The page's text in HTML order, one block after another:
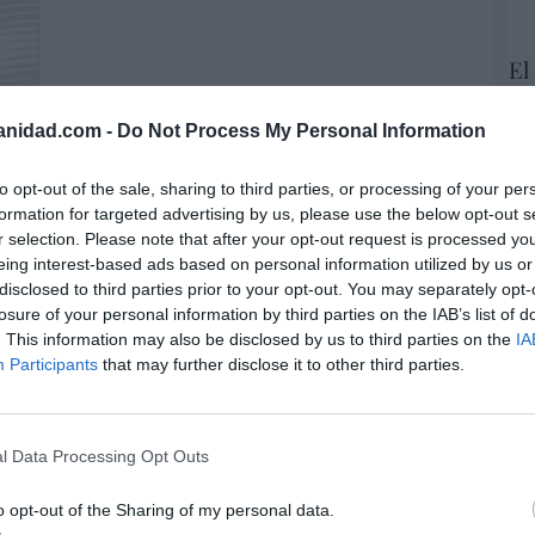
- Do Not Process My Personal Information
opt-out of the sale, sharing to third parties, or processing of your
for targeted advertising by us, please use the below opt-out
selection. Please note that after your opt-out request is processed
interest-based ads based on personal information utilized by us
to third parties prior to your opt-out. You may separately
of your personal information by third parties on the IAB’s list of
This information may also be disclosed by us to third parties on the
Participants that may further disclose it to other third parties.
Data Processing Opt Outs
opt-out of the Sharing of my personal data.
ha generado polémica por el destino del
recursos de acogida de menores
con fondos públicos. La factura no detalla
utilizado para pagar la actividad, pero la
que trabajan dentro del sistema
Sánchez incluyendo actividades lúdicas
de Integración y Ciudadanía, para los